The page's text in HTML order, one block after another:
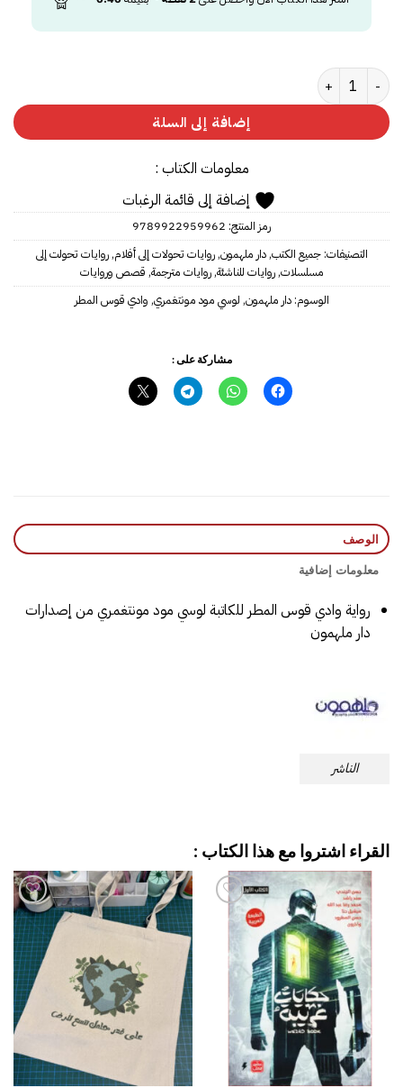
كمية ‎وادي قوس المطر‎ - سلسلة آن 7
إضافة إلى السلة
معلومات الكتاب :
إضافة إلى قائمة الرغبات
رمز المنتج: 9789922959962
التصنيفات:جميع الكتب,دار ملهمون,روايات تحولات إلى أفلام,روايات تحولت إلى
مسلسلات,روايات للناشئة,روايات مترجمة, قصص وروايات
الوسوم:دار ملهمون, لوسي مود مونتغمري‎, وادي قوس المطر‎
مشاركة على :
الوصف
معلومات إضافية
رواية وادي قوس المطر‎ للكاتبة لوسي مود مونتغمري من إصدارات
دار ملهمون
الناشر
القراء اشتروا مع هذا الكتاب :
إضافة
قائمة
الرغبات
إضافة
إلى
قائمة
الرغبات